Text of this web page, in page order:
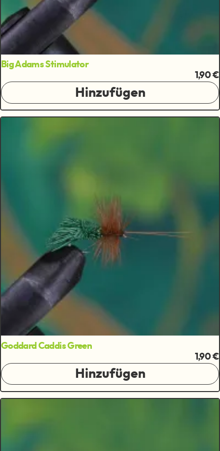
Big Adams Stimulator
1,90 €
Hinzufügen
Goddard Caddis Green
1,90 €
Hinzufügen